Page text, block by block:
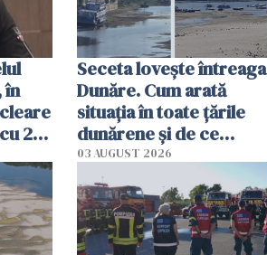
în
2
Seceta lovește întreaga
Dunăre. Cum arată
situația în toate țările
dunărene și de ce
România resimte
efectele, deși a plouat
în iulie
03 AUGUST 2026